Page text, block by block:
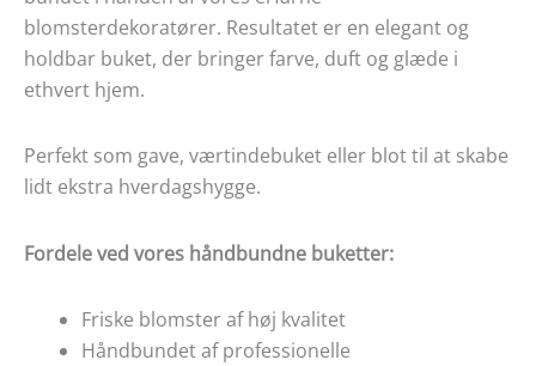
blomsterdekoratører. Resultatet er en elegant og
holdbar buket, der bringer farve, duft og glæde i
ethvert hjem.
Perfekt som gave, værtindebuket eller blot til at skabe
lidt ekstra hverdagshygge.
Fordele ved vores håndbundne buketter:
Friske blomster af høj kvalitet
Håndbundet af professionelle